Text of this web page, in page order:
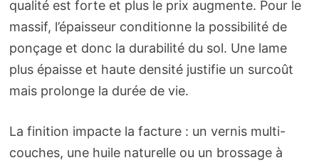
qualité est forte et plus le prix augmente. Pour le
massif, l’épaisseur conditionne la possibilité de
ponçage et donc la durabilité du sol. Une lame
plus épaisse et haute densité justifie un surcoût
mais prolonge la durée de vie.
La finition impacte la facture : un vernis multi-
couches, une huile naturelle ou un brossage à